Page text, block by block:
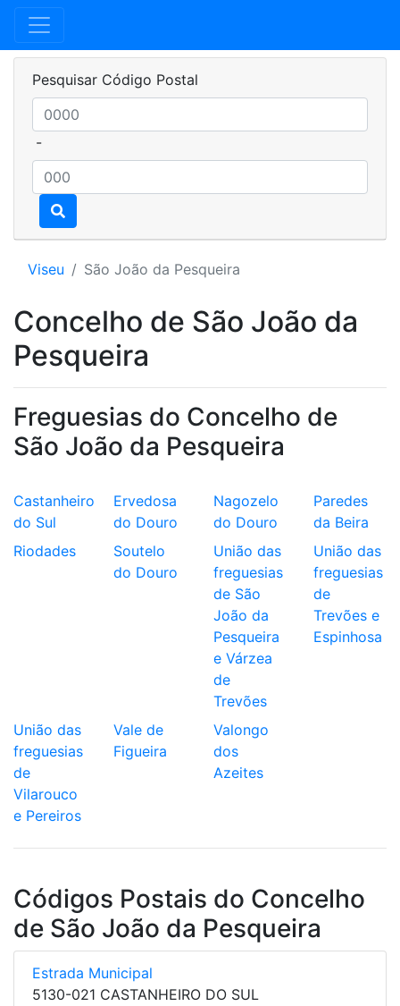
Pesquisar Código Postal
-
Viseu São João da Pesqueira
Concelho de São João da
Pesqueira
Freguesias do Concelho de
São João da Pesqueira
Castanheiro
do Sul
Ervedosa
do Douro
Nagozelo
do Douro
Paredes
da Beira
Riodades
Soutelo
do Douro
União das
freguesias
de São
João da
Pesqueira
e Várzea
de
Trevões
União das
freguesias
de
Trevões e
Espinhosa
União das
freguesias
de
Vilarouco
e Pereiros
Vale de
Figueira
Valongo
dos
Azeites
Códigos Postais do Concelho
de São João da Pesqueira
Estrada Municipal
5130-021 CASTANHEIRO DO SUL